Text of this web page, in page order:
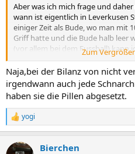
Aber was ich mich frage und
wann ist eigentlich in Leverkusen
einiger Zeit als Bude, wo man mit
Griff hatte und die Bude halb leer
(vor allem bei dem Fussball) kann
kommt die Fanszene bei denen
Zum
Naja,bei der Bilanz von nicht
irgendwann auch jede
haben sie die Pillen abgesetzt.
R
e
k
yogi
Bierchen